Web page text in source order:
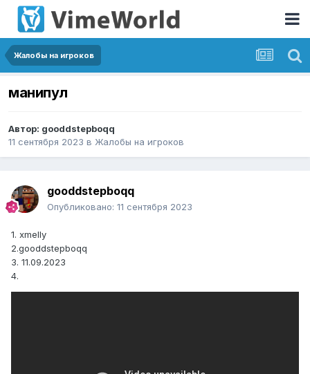
Жалобы на игроков
манипул
Автор: gooddstepboqq
11 сентября 2023 в Жалобы на игроков
gooddstepboqq
Опубликовано: 11 сентября 2023
1. xmelly
2.gooddstepboqq
3. 11.09.2023
4.